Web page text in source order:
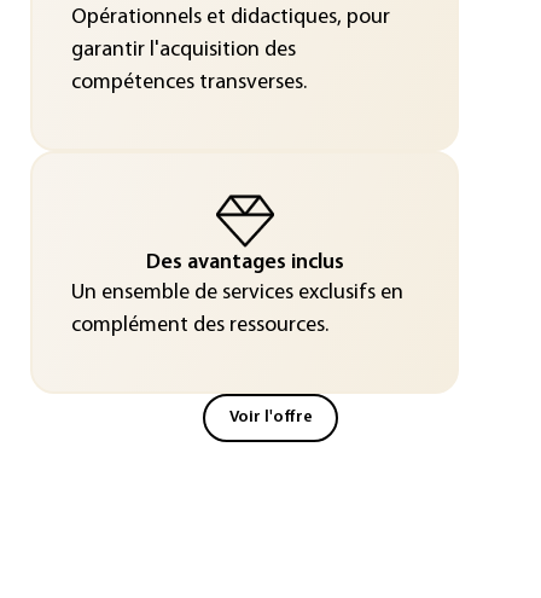
Opérationnels et didactiques, pour
garantir l'acquisition des
compétences transverses.
Des avantages inclus
Un ensemble de services exclusifs en
complément des ressources.
Voir l'offre